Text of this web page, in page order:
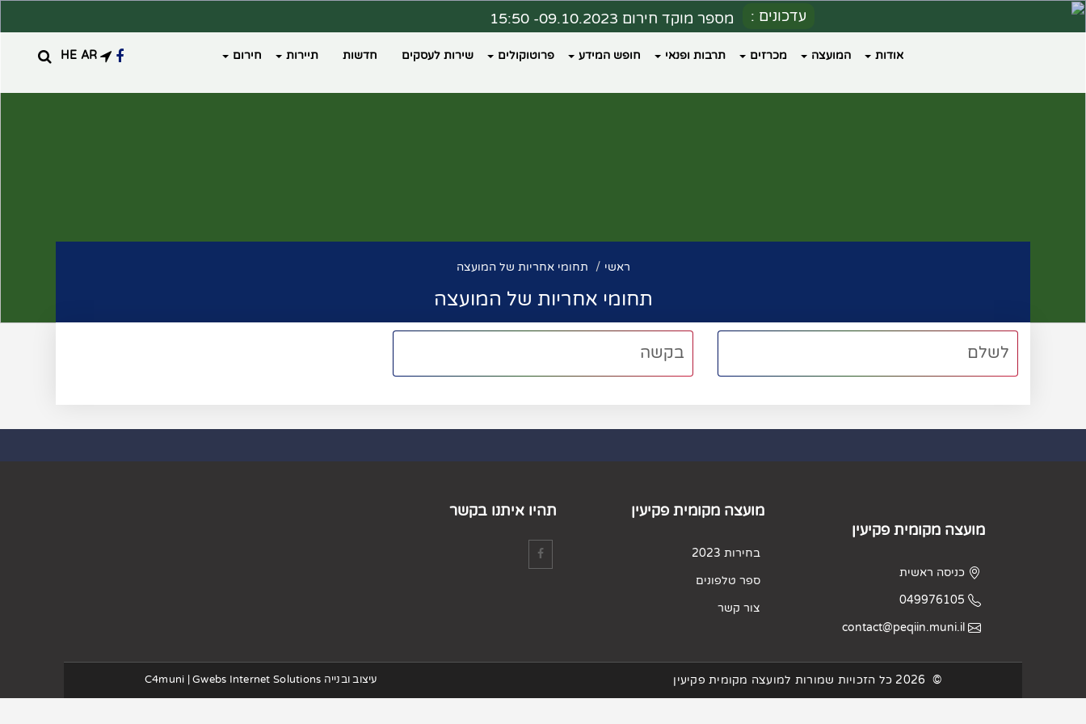
עדכונים :
מספר מוקד חירום 09.10.2023- 15:50
הערכת מצב 09.10.2023 - 16:00
אודות המועצה מכרזים תרבות ופנאי חופש המידע פרוטוקולים שירות לעסקים חדשות תיירות חירום AR
HE
ראשי תחומי אחריות של המועצה
תחומי אחריות של המועצה
לשלם בקשה
מועצה מקומית פקיעין
כניסה ראשית
049976105
contact@peqiin.muni.il
מועצה מקומית פקיעין
בחירות 2023
ספר טלפונים
צור קשר
תהיו איתנו בקשר
©
2026 כל הזכויות שמורות למועצה מקומית פקיעין עיצוב ובנייה C4muni |Gwebs Internet Solutions